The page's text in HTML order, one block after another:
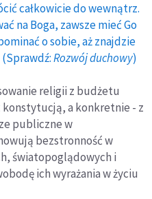
całkowicie do wewnątrz.
na Boga, zawsze mieć Go
o sobie, aż znajdzie
Rozwój duchowy)
religii z budżetu
konstytucją, a konkretnie - z
publiczne w
bezstronność w
światopoglądowych i
ich wyrażania w życiu